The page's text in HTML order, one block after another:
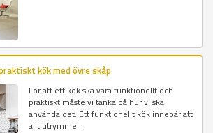
kök med övre skåp
För att ett kök ska vara funktionellt och
praktiskt måste vi tänka på hur vi ska
använda det. Ett funktionellt kök innebär att
allt utrymme...